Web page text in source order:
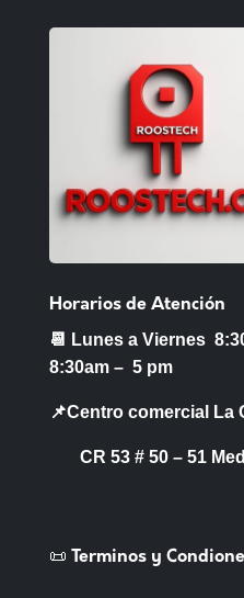
Horarios de Atención
📆 Lunes a Viernes
8:30am – 5 pm
📌Centro comercial La
CR 53 # 50 – 51
📜 Terminos y